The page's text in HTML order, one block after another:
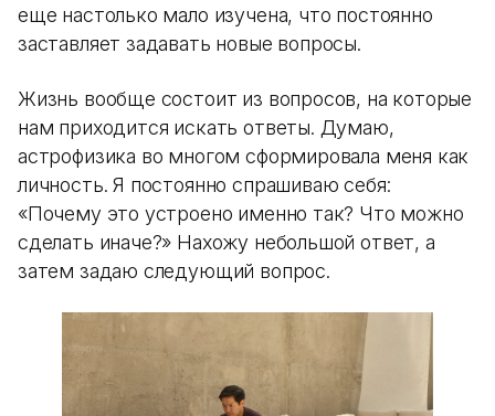
еще настолько мало изучена, что постоянно
заставляет задавать новые вопросы.
Жизнь вообще состоит из вопросов, на которые
нам приходится искать ответы. Думаю,
астрофизика во многом сформировала меня как
личность. Я постоянно спрашиваю себя:
«Почему это устроено именно так? Что можно
сделать иначе?» Нахожу небольшой ответ, а
затем задаю следующий вопрос.